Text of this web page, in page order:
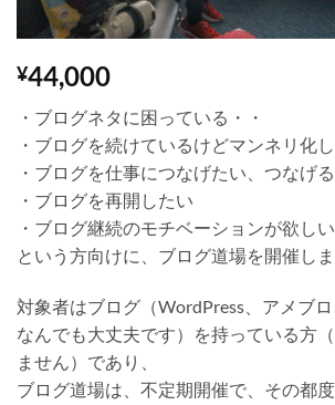
¥44,000
・ブログネタに困っている・・
・ブログを続けているけどマンネリ化
・ブログを仕事につなげたい、つなげ
・ブログを再開したい
・ブログ継続のモチベーションが欲しい
という方向けに、ブログ道場を開催しま
対象者はブログ（WordPress、アメブ
なんでも大丈夫です）を持っている方
ません）であり、
ブログ道場は、不定期開催で、その都